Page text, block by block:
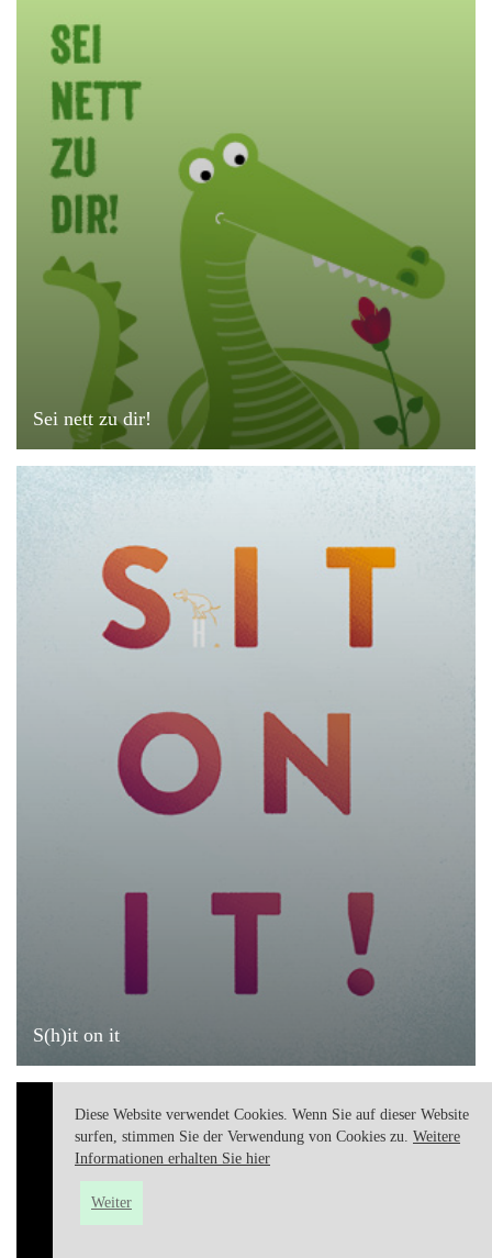
Diese Website verwendet Cookies. Wenn Sie auf dieser Website
surfen, stimmen Sie der Verwendung von Cookies zu. Weitere
Informationen erhalten Sie hier
Weiter
Sei nett zu dir!
S(h)it on it